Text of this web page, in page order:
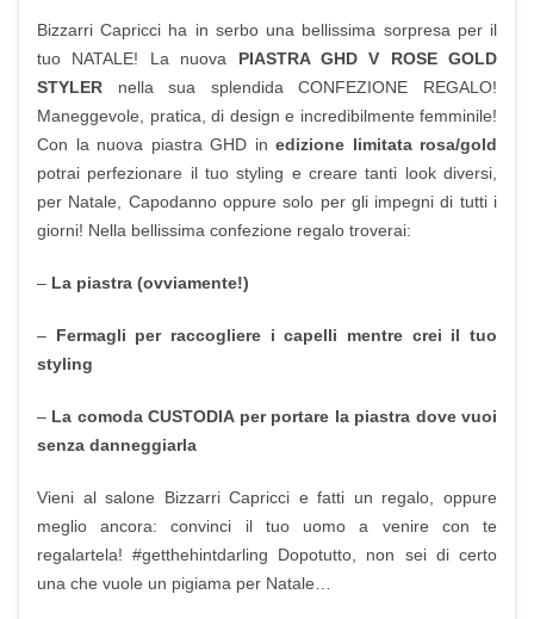
Bizzarri Capricci ha in serbo una bellissima sorpresa per il
tuo NATALE! La nuova PIASTRA GHD V ROSE GOLD
STYLER nella sua splendida CONFEZIONE REGALO!
Maneggevole, pratica, di design e incredibilmente femminile!
Con la nuova piastra GHD in edizione limitata rosa/gold
potrai perfezionare il tuo styling e creare tanti look diversi,
per Natale, Capodanno oppure solo per gli impegni di tutti i
giorni! Nella bellissima confezione regalo troverai:
– La piastra (ovviamente!)
– Fermagli per raccogliere i capelli mentre crei il tuo
styling
– La comoda CUSTODIA per portare la piastra dove vuoi
senza danneggiarla
Vieni al salone Bizzarri Capricci e fatti un regalo, oppure
meglio ancora: convinci il tuo uomo a venire con te
regalartela! #getthehintdarling Dopotutto, non sei di certo
una che vuole un pigiama per Natale…